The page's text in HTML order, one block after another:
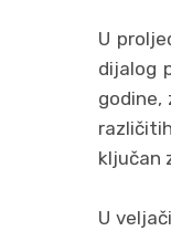
U
dijalog
godine,
ključan
U